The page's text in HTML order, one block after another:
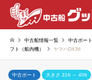
中古船情報一覧 中古ボート
フト（船内機）
ヤマハDX36
中古ボート 大きさ 31ft ～ 40ft